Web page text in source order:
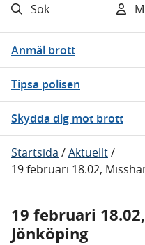
Sök
Anmäl brott
Tipsa polisen
Skydda dig mot brott
Startsida /Aktuellt/
19 februari 18.02,
19 februari
Jönköping